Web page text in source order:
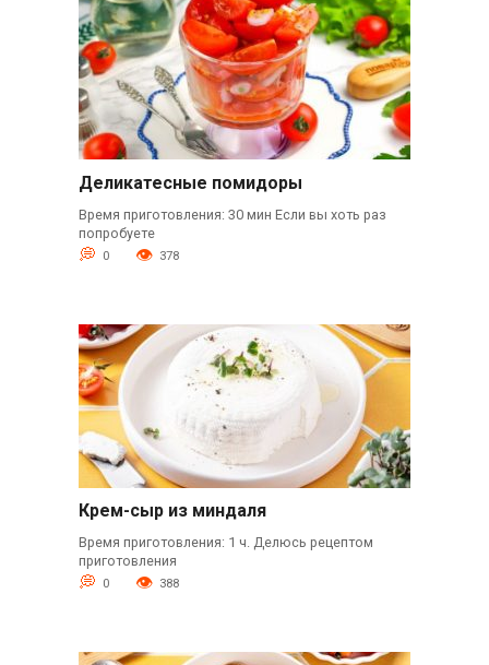
Деликатесные помидоры
Время приготовления: 30 мин Если вы хоть раз
попробуете
0 378
Крем-сыр из миндаля
Время приготовления: 1 ч. Делюсь рецептом
приготовления
0 388